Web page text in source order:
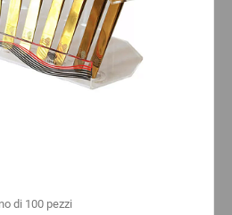
di 100 pezzi